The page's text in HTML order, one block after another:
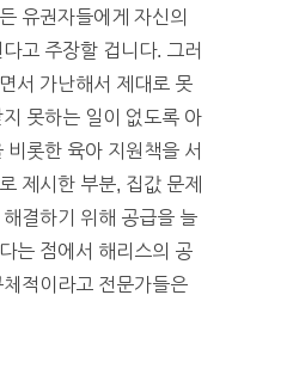
유권자들에게 자신의
고 주장할 겁니다. 그러
서 가난해서 제대로 못
못하는 일이 없도록 아
비롯한 육아 지원책을 서
제시한 부분, 집값 문제
결하기 위해 공급을 늘
는 점에서 해리스의 공
적이라고 전문가들은